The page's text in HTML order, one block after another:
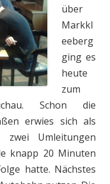
über
Markkl
eeberg
ging es
heute
zum
Schon die
erwies sich als
zwei Umleitungen
knapp 20 Minuten
hatte. Nächstes